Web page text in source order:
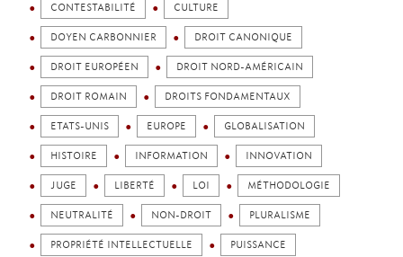
CONTESTABILITÉ CULTURE
DOYEN CARBONNIER DROIT CANONIQUE
DROIT EUROPÉEN DROIT NORD-AMÉRICAIN
DROIT ROMAIN DROITS FONDAMENTAUX
ETATS-UNIS EUROPE GLOBALISATION
HISTOIRE INFORMATION INNOVATION
JUGE LIBERTÉ LOI MÉTHODOLOGIE
NEUTRALITÉ NON-DROIT PLURALISME
PROPRIÉTÉ INTELLECTUELLE PUISSANCE